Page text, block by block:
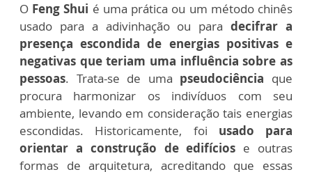
O Feng Shui é uma prática ou um método chinês
usado para a adivinhação ou paradecifrar a
presença escondida de energias positivas e
negativas que teriam uma influência sobre as
pessoas. Trata-se de uma pseudociência que
procura harmonizar os indivíduos com seu
ambiente, levando em consideração tais energias
escondidas. Historicamente, foi usado para
orientar a construção de edifícios e outras
formas de arquitetura, acreditando que essas